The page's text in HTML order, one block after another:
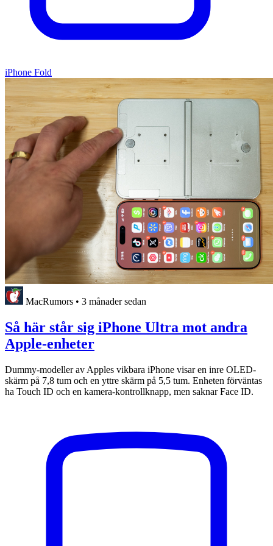
iPhone Fold
MacRumors • 3 månader sedan
Så här står sig iPhone Ultra mot andra
Apple-enheter
Dummy-modeller av Apples vikbara iPhone visar en inre OLED-
skärm på 7,8 tum och en yttre skärm på 5,5 tum. Enheten förväntas
ha Touch ID och en kamera-kontrollknapp, men saknar Face ID.